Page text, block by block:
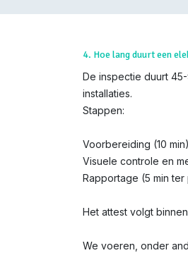
4. Hoe lang duurt een
De inspectie duurt
installaties.
Stappen:
Voorbereiding (10
Visuele controle en
Rapportage (5 min ter
Het attest volgt
We voeren, onder